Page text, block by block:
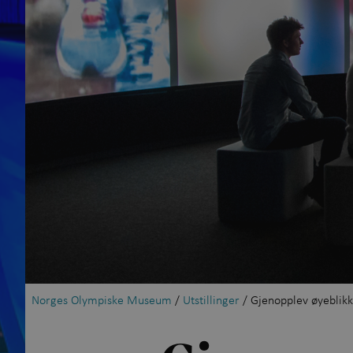
Norges Olympiske Museum / Utstillinger / Gjenopplev